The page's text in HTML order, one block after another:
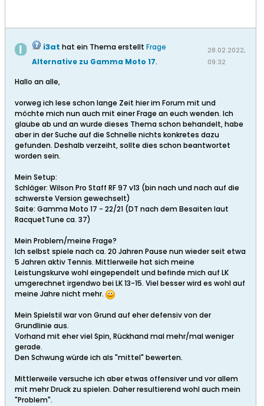
i3at hat ein Thema erstelltFrage
Alternative zu Gamma Moto 17.
28.02.2022,
09:32
Hallo an alle,
vorweg ich lese schon lange Zeit hier im Forum mit und
möchte mich nun auch mit einer Frage an euch wenden. Ich
glaube ab und an wurde dieses Thema schon behandelt, habe
aber in der Suche auf die Schnelle nichts konkretes dazu
gefunden. Deshalb verzeiht, sollte dies schon beantwortet
worden sein.
Mein Setup:
Schläger: Wilson Pro Staff RF 97 v13 (bin nach und nach auf die
schwerste Version gewechselt)
Saite: Gamma Moto 17 - 22/21 (DT nach dem Besaiten laut
RacquetTune ca. 37)
Mein Problem/meine Frage?
Ich selbst spiele nach ca. 20 Jahren Pause nun wieder seit etwa
5 Jahren aktiv Tennis. Mittlerweile hat sich meine
Leistungskurve wohl eingependelt und befinde mich auf LK
umgerechnet irgendwo bei LK 13-15. Viel besser wird es wohl auf
meine Jahre nicht mehr.
Mein Spielstil war von Grund auf eher defensiv von der
Grundlinie aus.
Vorhand mit eher viel Spin, Rückhand mal mehr/mal weniger
gerade.
Den Schwung würde ich als "mittel" bewerten.
Mittlerweile versuche ich aber etwas offensiver und vor allem
mit mehr Druck zu spielen. Daher resultierend wohl auch mein
"Problem".